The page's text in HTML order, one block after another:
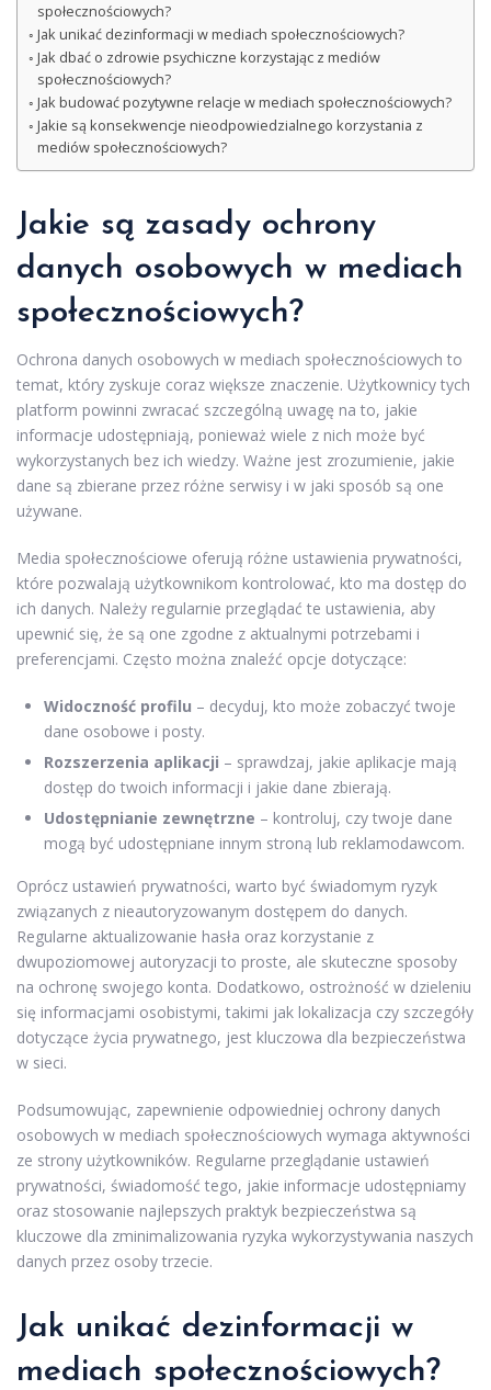
społecznościowych?
Jak unikać dezinformacji w mediach społecznościowych?
Jak dbać o zdrowie psychiczne korzystając z mediów
społecznościowych?
Jak budować pozytywne relacje w mediach społecznościowych?
Jakie są konsekwencje nieodpowiedzialnego korzystania z
mediów społecznościowych?
Jakie są zasady ochrony
danych osobowych w mediach
społecznościowych?
Ochrona danych osobowych w mediach społecznościowych to
temat, który zyskuje coraz większe znaczenie. Użytkownicy tych
platform powinni zwracać szczególną uwagę na to, jakie
informacje udostępniają, ponieważ wiele z nich może być
wykorzystanych bez ich wiedzy. Ważne jest zrozumienie, jakie
dane są zbierane przez różne serwisy i w jaki sposób są one
używane.
Media społecznościowe oferują różne ustawienia prywatności,
które pozwalają użytkownikom kontrolować, kto ma dostęp do
ich danych. Należy regularnie przeglądać te ustawienia, aby
upewnić się, że są one zgodne z aktualnymi potrzebami i
preferencjami. Często można znaleźć opcje dotyczące:
Widoczność profilu – decyduj, kto może zobaczyć twoje
dane osobowe i posty.
Rozszerzenia aplikacji – sprawdzaj, jakie aplikacje mają
dostęp do twoich informacji i jakie dane zbierają.
Udostępnianie zewnętrzne – kontroluj, czy twoje dane
mogą być udostępniane innym stroną lub reklamodawcom.
Oprócz ustawień prywatności, warto być świadomym ryzyk
związanych z nieautoryzowanym dostępem do danych.
Regularne aktualizowanie hasła oraz korzystanie z
dwupoziomowej autoryzacji to proste, ale skuteczne sposoby
na ochronę swojego konta. Dodatkowo, ostrożność w dzieleniu
się informacjami osobistymi, takimi jak lokalizacja czy szczegóły
dotyczące życia prywatnego, jest kluczowa dla bezpieczeństwa
w sieci.
Podsumowując, zapewnienie odpowiedniej ochrony danych
osobowych w mediach społecznościowych wymaga aktywności
ze strony użytkowników. Regularne przeglądanie ustawień
prywatności, świadomość tego, jakie informacje udostępniamy
oraz stosowanie najlepszych praktyk bezpieczeństwa są
kluczowe dla zminimalizowania ryzyka wykorzystywania naszych
danych przez osoby trzecie.
Jak unikać dezinformacji w
mediach społecznościowych?